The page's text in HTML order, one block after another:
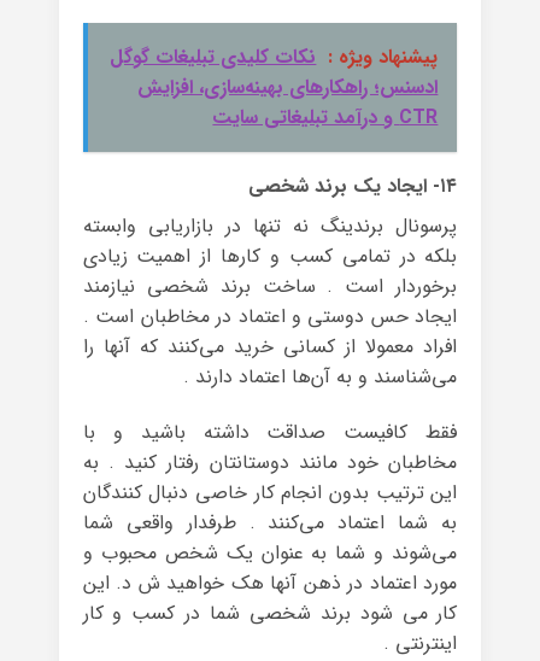
پیشنهاد ویژه : نکات کلیدی تبلیغات گوگل
ادسنس؛ راهکارهای بهینه‌سازی، افزایش
CTR و درآمد تبلیغاتی سایت
۱۴- ایجاد یک برند شخصی
پرسونال برندینگ نه تنها در بازاریابی وابسته
بلکه در تمامی کسب و کارها از اهمیت زیادی
برخوردار است . ساخت برند شخصی نیازمند
ایجاد حس دوستی و اعتماد در مخاطبان است .
افراد معمولا از کسانی خرید می‌کنند که آنها را
می‌شناسند و به آن‌ها اعتماد دارند .
فقط کافیست صداقت داشته باشید و با
مخاطبان خود مانند دوستانتان رفتار کنید . به
این ترتیب بدون انجام کار خاصی دنبال کنندگان
به شما اعتماد می‌کنند . طرفدار واقعی شما
می‌شوند و شما به عنوان یک شخص محبوب و
مورد اعتماد در ذهن آنها هک خواهید ش د. این
کار می شود برند شخصی شما در کسب و کار
اینترنتی .